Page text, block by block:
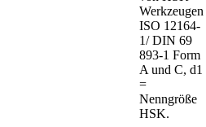
Werkzeugen
ISO 12164-
1/ DIN 69
893-1 Form
A und C, d1
=
Nenngröße
HSK.